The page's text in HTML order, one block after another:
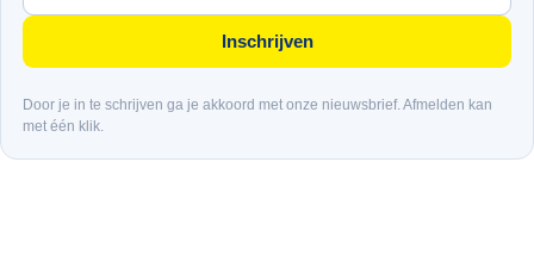
Inschrijven
Door je in te schrijven ga je akkoord met onze nieuwsbrief. Afmelden kan
met één klik.